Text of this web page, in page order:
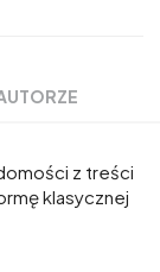
z treści
klasycznej